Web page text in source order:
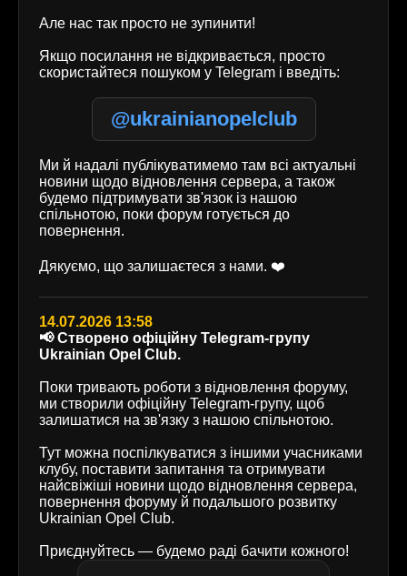
Але нас так просто не зупинити!
Якщо посилання не відкривається, просто
скористайтеся пошуком у Telegram і введіть:
@ukrainianopelclub
Ми й надалі публікуватимемо там всі актуальні
новини щодо відновлення сервера, а також
будемо підтримувати зв'язок із нашою
спільнотою, поки форум готується до
повернення.
Дякуємо, що залишаєтеся з нами. ❤️
14.07.2026 13:58
📢 Створено офіційну Telegram-групу
Ukrainian Opel Club.
Поки тривають роботи з відновлення форуму,
ми створили офіційну Telegram-групу, щоб
залишатися на зв'язку з нашою спільнотою.
Тут можна поспілкуватися з іншими учасниками
клубу, поставити запитання та отримувати
найсвіжіші новини щодо відновлення сервера,
повернення форуму й подальшого розвитку
Ukrainian Opel Club.
Приєднуйтесь — будемо раді бачити кожного!